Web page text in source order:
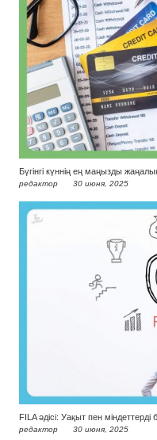
Бүгінгі күннің ең маңызды
редактор 30 июня, 2025
FILA әдісі: Уақыт пен міндеттерді
редактор 30 июня, 2025